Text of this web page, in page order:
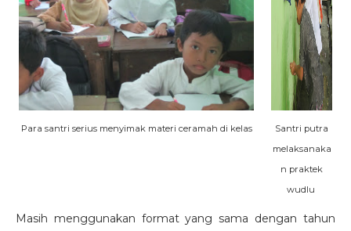
Para santri serius menyimak materi ceramah di kelas
Santri putra
melaksanaka
n praktek
wudlu
Masih menggunakan format yang sama dengan tahun